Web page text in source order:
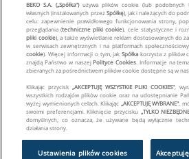
BEKO S.A. („Spółka")używa plików cookie (lub podobnych
własnych (instalowanych przezSpółkę), jak i należących do
celu: zapewnienie prawidłowego funkcjonowania strony,
przeglądania (techniczne pliki cookie), cele statystyczne i
pliki cookie), a także wyświetlanie reklam dostosowanych do
w serwisach zewnętrznych i na platformach
cookie). Więcej informacji o tym, jakSpółka korzysta z plików
znajdą Państwo w naszejPolityce Cookies . Informacje na
zbieranych za pośrednictwem plików cookie dostępne są w
Klikając przycisk „AKCEPTUJĘ WSZYSTKIE PLIKI COOKIES" ,
wszystkich rodzajów plików cookie oraz na udostępnianie
wyżej wymienionych celach. Klikając „AKCEPTUJĘ WYBRANE" ,
swoimi preferencjami. Kliknięcie przycisku „TYLKO
domyślnych, co oznacza, że używane będą wyłącznie
działania strony.
Ustawienia plików cookies